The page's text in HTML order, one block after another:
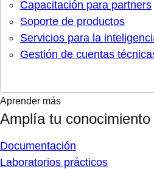
Capacitación para partners
Soporte de productos
Servicios para la
Gestión de cuentas
Aprender más
Amplía tu conocimiento
Documentación
Laboratorios prácticos